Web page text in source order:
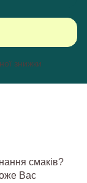
знижки
смаків?
Вас